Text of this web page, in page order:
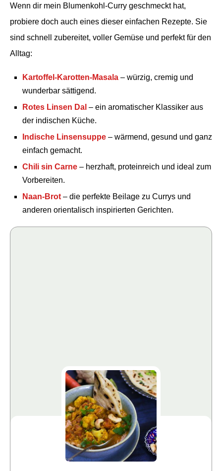
Wenn dir mein Blumenkohl-Curry geschmeckt hat,
probiere doch auch eines dieser einfachen Rezepte. Sie
sind schnell zubereitet, voller Gemüse und perfekt für den
Alltag:
Kartoffel-Karotten-Masala – würzig, cremig und
wunderbar sättigend.
Rotes Linsen Dal – ein aromatischer Klassiker aus
der indischen Küche.
Indische Linsensuppe – wärmend, gesund und ganz
einfach gemacht.
Chili sin Carne – herzhaft, proteinreich und ideal zum
Vorbereiten.
Naan-Brot – die perfekte Beilage zu Currys und
anderen orientalisch inspirierten Gerichten.